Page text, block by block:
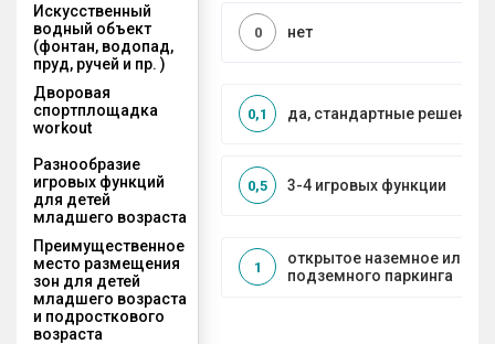
Искусственный
водный объект
(фонтан, водопад,
пруд, ручей и пр. )
нет
0
Дворовая
спортплощадка
workout
да, стандартные решения
0,1
Разнообразие
игровых функций
для детей
младшего возраста
3-4 игровых функции
0,5
Преимущественное
место размещения
зон для детей
младшего возраста
и подросткового
возраста
открытое наземное или на
подземного паркинга
1